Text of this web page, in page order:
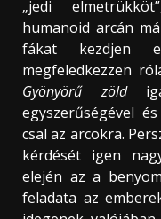
„jedi
humanoid arcán
fákat kezdjen
megfeledkezzen
Gyönyörű zöld
egyszerűségével
csal az arcokra.
kérdését igen
elején az a
feladata az